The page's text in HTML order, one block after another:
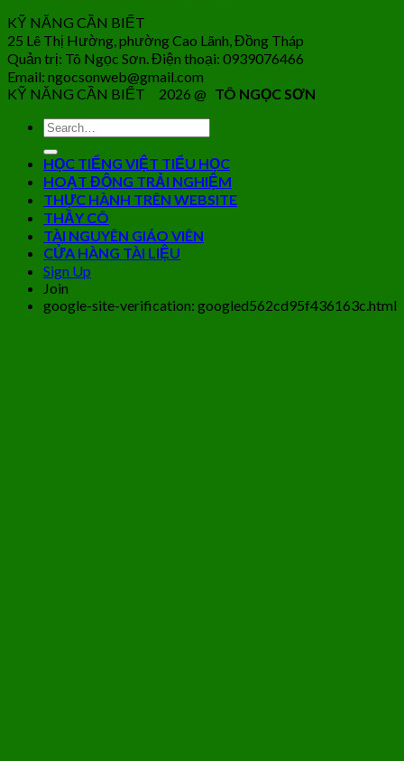
KỸ NĂNG CẦN BIẾT
25 Lê Thị Hường, phường Cao Lãnh, Đồng Tháp
Quản trị: Tô Ngọc Sơn. Điện thoại: 0939076466
Email: ngocsonweb@gmail.com
KỸ NĂNG CẦN BIẾT 2026 @ TÔ NGỌC SƠN
HỌC TIẾNG VIỆT TIỂU HỌC
HOẠT ĐỘNG TRẢI NGHIỆM
THỰC HÀNH TRÊN WEBSITE
THẦY CÔ
TÀI NGUYÊN GIÁO VIÊN
CỬA HÀNG TÀI LIỆU
Sign Up
Join
google-site-verification: googled562cd95f436163c.html